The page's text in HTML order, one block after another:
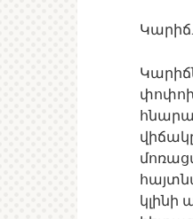
կլինի